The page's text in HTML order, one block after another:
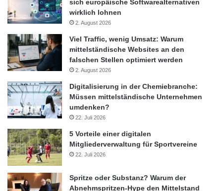
sich europäische Softwarealternativen
wirklich lohnen
2. August 2026
Viel Traffic, wenig Umsatz: Warum
mittelständische Websites an den
falschen Stellen optimiert werden
2. August 2026
Digitalisierung in der Chemiebranche:
Müssen mittelständische Unternehmen
umdenken?
22. Juli 2026
5 Vorteile einer digitalen
Mitgliederverwaltung für Sportvereine
22. Juli 2026
Spritze oder Substanz? Warum der
Abnehmspritzen-Hype den Mittelstand